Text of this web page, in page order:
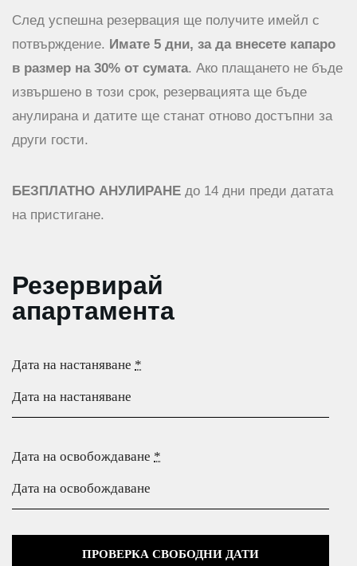
След успешна резервация ще получите имейл с
потвърждение. Имате 5 дни, за да внесете капаро
в размер на 30% от сумата. Ако плащането не бъде
извършено в този срок, резервацията ще бъде
анулирана и датите ще станат отново достъпни за
други гости.
БЕЗПЛАТНО АНУЛИРАНЕ до 14 дни преди датата
на пристигане.
Резервирай
апартамента
Дата на настаняване *
Дата на освобождаване *